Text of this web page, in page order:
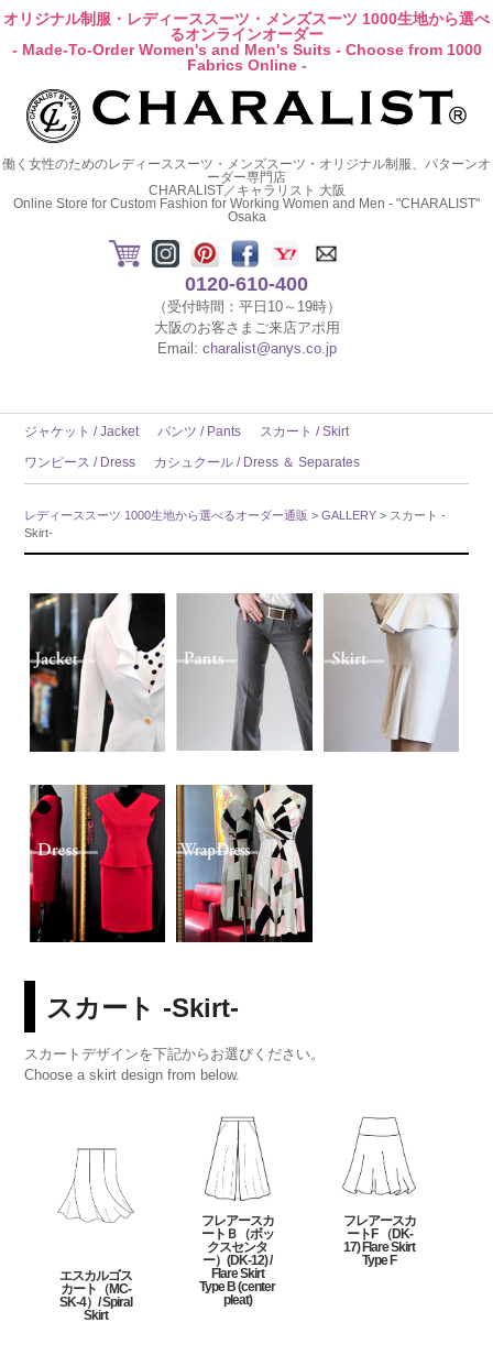
オリジナル制服・レディーススーツ・メンズスーツ 1000生地から選べ
るオンラインオーダー
- Made-To-Order Women's and Men's Suits - Choose from 1000
Fabrics Online -
働く女性のためのレディーススーツ・メンズスーツ・オリジナル制服、パターンオ
ーダー専門店
CHARALIST／キャラリスト 大阪
Online Store for Custom Fashion for Working Women and Men - "CHARALIST"
Osaka
0120-610-400
（受付時間：平日10～19時）
大阪のお客さまご来店アポ用
Email: charalist@anys.co.jp
ジャケット / Jacket パンツ / Pants
スカート / Skirt
ワンピース / Dress
カシュクール / Dress ＆ Separates
レディーススーツ 1000生地から選べるオーダー通販 >GALLERY > スカート -
Skirt-
スカート -Skirt-
スカートデザインを下記からお選びください。
Choose a skirt design from below.
エスカルゴス
カート（MC-
SK-4）/ Spiral
Skirt
フレアースカ
ートＢ（ボッ
クスセンタ
ー）(DK-12) /
Flare Skirt
Type B (center
pleat)
フレアースカ
ートF （DK-
17) Flare Skirt
Type F